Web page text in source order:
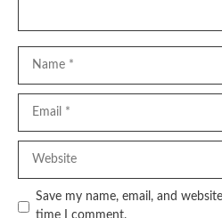
Save my name, email, and